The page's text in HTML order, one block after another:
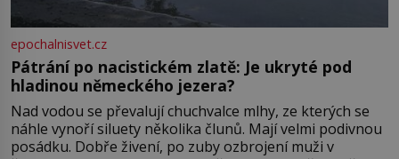
epochalnisvet.cz
Pátrání po nacistickém zlatě: Je ukryté pod
hladinou německého jezera?
Nad vodou se převalují chuchvalce mlhy, ze kterých se
náhle vynoří siluety několika člunů. Mají velmi podivnou
posádku. Dobře živení, po zuby ozbrojení muži v